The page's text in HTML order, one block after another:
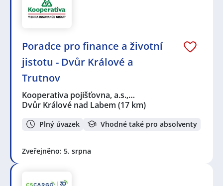
Poradce pro finance a životní
jistotu - Dvůr Králové a
Trutnov
Kooperativa pojišťovna, a.s.,…
Dvůr Králové nad Labem (17 km)
Plný úvazek Vhodné také pro absolventy
Zveřejněno: 5. srpna